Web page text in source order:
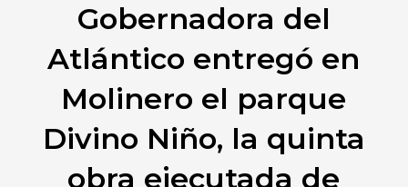
Gobernadora del
Atlántico entregó en
Molinero el parque
Divino Niño, la quinta
obra ejecutada de